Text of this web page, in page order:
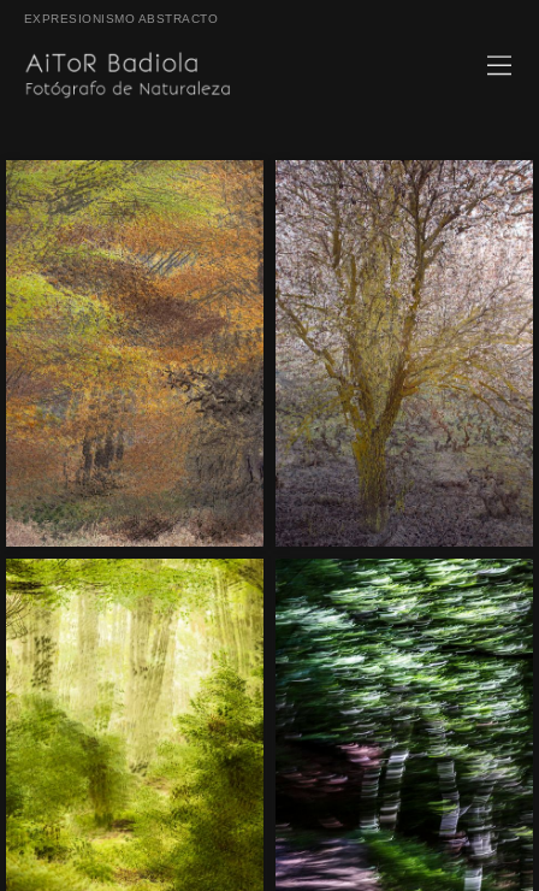
EXPRESIONISMO ABSTRACTO